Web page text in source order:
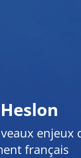
français